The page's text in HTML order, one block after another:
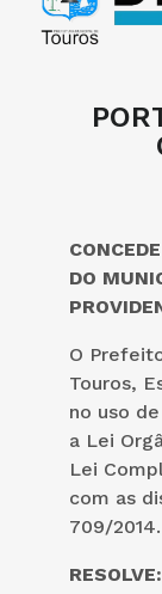
DO
O
Touros,
no uso
a Lei
Lei
com as
709/2014.
RESOLVE: